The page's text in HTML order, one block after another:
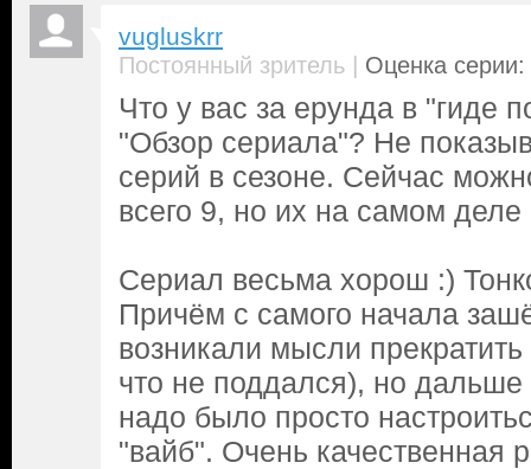
vugluskrr
Постоянный зритель | Оценка серии:
Что у вас за ерунда в "гиде
"Обзор сериала"? Не
серий в сезоне. Сейчас
всего 9, но их на самом деле
Сериал весьма хорош :)
Причём с самого начала
возникали мысли
что не поддался), но
надо было просто
"вайб". Очень качественная